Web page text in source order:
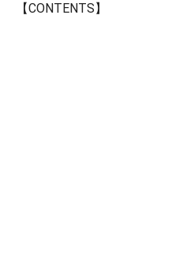
【CONTENTS】